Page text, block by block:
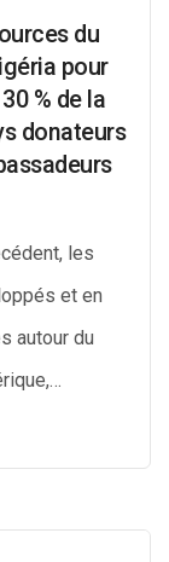
du
pour
% de la
donateurs
les
et en
autour du